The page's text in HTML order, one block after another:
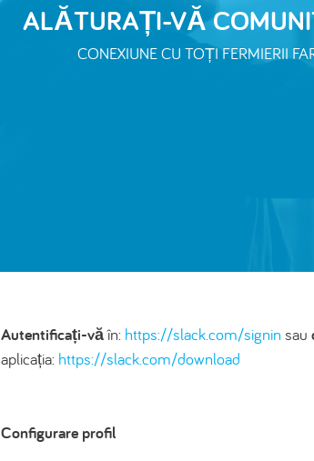
ALĂTURAȚI-VĂ
CONEXIUNE CU TOȚI FERMIERII
Autentificați-văîn: https://slack.com/signin sau
aplicația: https://slack.com/download
Configurare profil